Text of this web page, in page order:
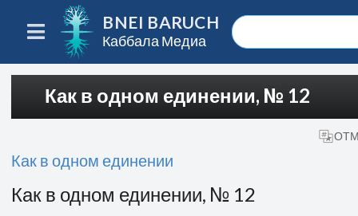
BNEI BARUCH
Каббала Медиа
Как в одном единении, № 12
Как в одном единении
Как в одном единении, № 12